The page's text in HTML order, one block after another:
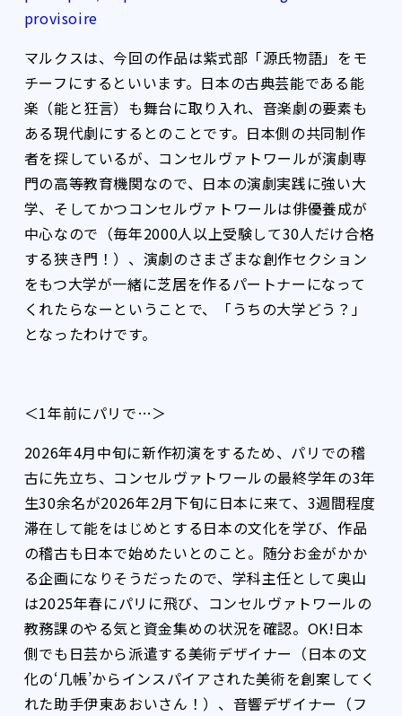
provisoire
マルクスは、今回の作品は紫式部「源氏物語」をモ
チーフにするといいます。日本の古典芸能である能
楽（能と狂言）も舞台に取り入れ、音楽劇の要素も
ある現代劇にするとのことです。日本側の共同制作
者を探しているが、コンセルヴァトワールが演劇専
門の高等教育機関なので、日本の演劇実践に強い大
学、そしてかつコンセルヴァトワールは俳優養成が
中心なので（毎年2000人以上受験して30人だけ合格
する狭き門！）、演劇のさまざまな創作セクション
をもつ大学が一緒に芝居を作るパートナーになって
くれたらなーということで、「うちの大学どう？」
となったわけです。
＜1年前にパリで…＞
2026年4月中旬に新作初演をするため、パリでの稽
古に先立ち、コンセルヴァトワールの最終学年の3年
生30余名が2026年2月下旬に日本に来て、3週間程度
滞在して能をはじめとする日本の文化を学び、作品
の稽古も日本で始めたいとのこと。随分お金がかか
る企画になりそうだったので、学科主任として奥山
は2025年春にパリに飛び、コンセルヴァトワールの
教務課のやる気と資金集めの状況を確認。OK!日本
側でも日芸から派遣する美術デザイナー（日本の文
化の‘几帳’からインスパイアされた美術を創案してく
れた助手伊東あおいさん！）、音響デザイナー（フ